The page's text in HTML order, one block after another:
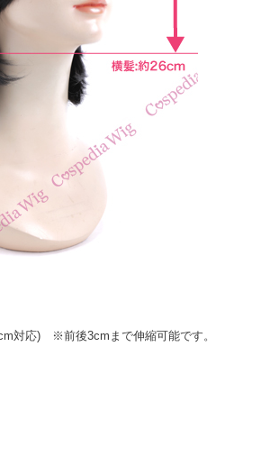
対応) ※前後3cmまで伸縮可能です。